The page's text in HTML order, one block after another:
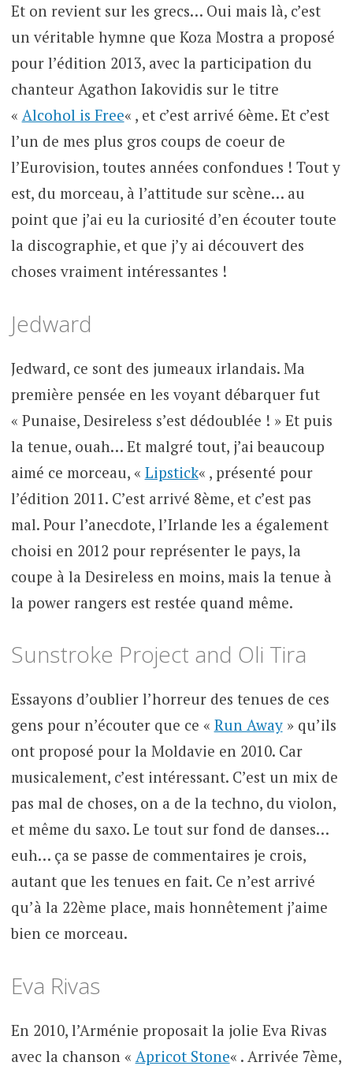
Et on revient sur les grecs… Oui mais là, c’est
un véritable hymne que Koza Mostra a proposé
pour l’édition 2013, avec la participation du
chanteur Agathon Iakovidis sur le titre
« Alcohol is Free« , et c’est arrivé 6ème. Et c’est
l’un de mes plus gros coups de coeur de
l’Eurovision, toutes années confondues ! Tout y
est, du morceau, à l’attitude sur scène… au
point que j’ai eu la curiosité d’en écouter toute
la discographie, et que j’y ai découvert des
choses vraiment intéressantes !
Jedward
Jedward, ce sont des jumeaux irlandais. Ma
première pensée en les voyant débarquer fut
« Punaise, Desireless s’est dédoublée ! » Et puis
la tenue, ouah… Et malgré tout, j’ai beaucoup
aimé ce morceau, « Lipstick« , présenté pour
l’édition 2011. C’est arrivé 8ème, et c’est pas
mal. Pour l’anecdote, l’Irlande les a également
choisi en 2012 pour représenter le pays, la
coupe à la Desireless en moins, mais la tenue à
la power rangers est restée quand même.
Sunstroke Project and Oli Tira
Essayons d’oublier l’horreur des tenues de ces
gens pour n’écouter que ce « Run Away» qu’ils
ont proposé pour la Moldavie en 2010. Car
musicalement, c’est intéressant. C’est un mix de
pas mal de choses, on a de la techno, du violon,
et même du saxo. Le tout sur fond de danses…
euh… ça se passe de commentaires je crois,
autant que les tenues en fait. Ce n’est arrivé
qu’à la 22ème place, mais honnêtement j’aime
bien ce morceau.
Eva Rivas
En 2010, l’Arménie proposait la jolie Eva Rivas
avec la chanson « Apricot Stone« . Arrivée 7ème,